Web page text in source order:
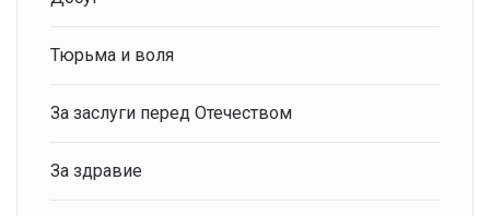
Тюрьма и воля
За заслуги перед Отечеством
За здравие